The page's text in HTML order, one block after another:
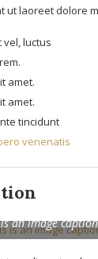
ut laoreet dolore
vel, luctus
amet.
amet.
tincidunt
venenatis
an image caption